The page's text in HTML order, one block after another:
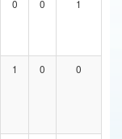
0 0 1
1 0 0